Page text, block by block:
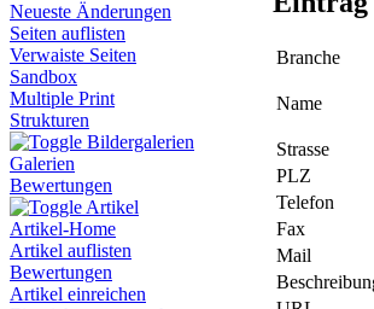
Neueste Änderungen
Seiten auflisten
Verwaiste Seiten
Sandbox
Multiple Print
Strukturen
Bildergalerien
Galerien
Bewertungen
Artikel
Artikel-Home
Artikel auflisten
Bewertungen
Artikel einreichen
Branche
Name
Strasse
PLZ
Telefon
Fax
Mail